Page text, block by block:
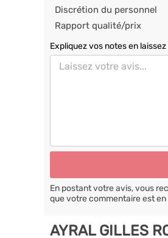
Discrétion du personnel
Rapport qualité/prix
Expliquez vos notes en
En postant votre avis, vous
que votre commentaire est
AYRAL GILLES